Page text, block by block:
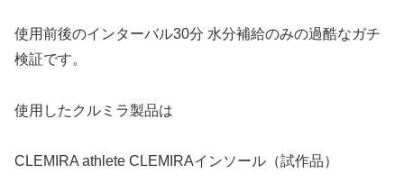
使用前後のインターバル30分 水分補給のみの過酷なガチ
検証です。
使用したクルミラ製品は
CLEMIRA athlete CLEMIRAインソール（試作品）